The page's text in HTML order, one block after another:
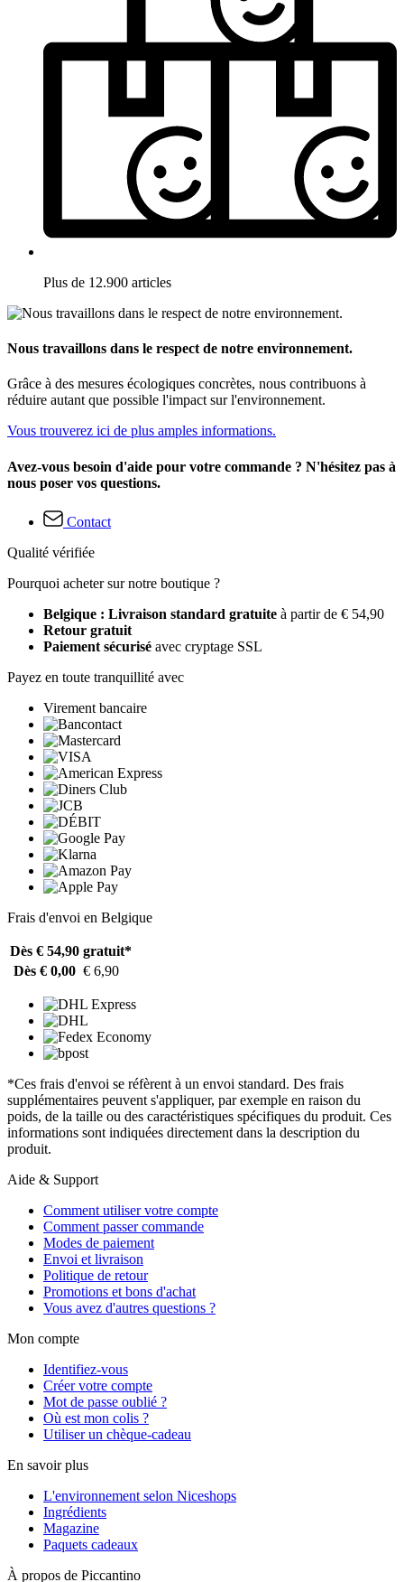
Plus de 12.900 articles
Nous travaillons dans le respect de notre environnement.
Grâce à des mesures écologiques concrètes, nous contribuons à
réduire autant que possible l'impact sur l'environnement.
Vous trouverez ici de plus amples informations.
Avez-vous besoin d'aide pour votre commande ? N'hésitez pas à
nous poser vos questions.
Contact
Qualité vérifiée
Pourquoi acheter sur notre boutique ?
Belgique : Livraison standard gratuite à partir de € 54,90
Retour gratuit
Paiement sécurisé avec cryptage SSL
Payez en toute tranquillité avec
Virement bancaire
Frais d'envoi en Belgique
Dès € 54,90 gratuit*
Dès € 0,00 € 6,90
*Ces frais d'envoi se réfèrent à un envoi standard. Des frais
supplémentaires peuvent s'appliquer, par exemple en raison du
poids, de la taille ou des caractéristiques spécifiques du produit. Ces
informations sont indiquées directement dans la description du
produit.
Aide & Support
Comment utiliser votre compte
Comment passer commande
Modes de paiement
Envoi et livraison
Politique de retour
Promotions et bons d'achat
Vous avez d'autres questions ?
Mon compte
Identifiez-vous
Créer votre compte
Mot de passe oublié ?
Où est mon colis ?
Utiliser un chèque-cadeau
En savoir plus
L'environnement selon Niceshops
Ingrédients
Magazine
Paquets cadeaux
À propos de Piccantino